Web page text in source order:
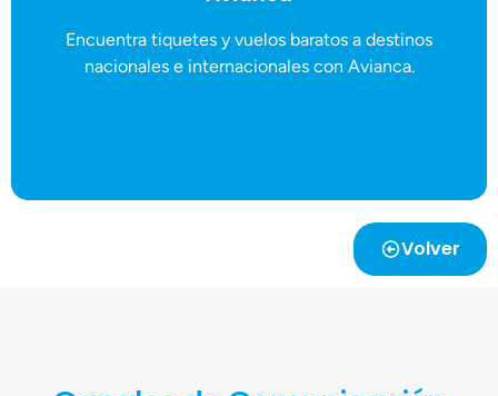
Encuentra tiquetes y vuelos baratos a destinos
nacionales e internacionales con Avianca.
Avianca
Descuentos para realizar compras / Alexis Pérez Salas /
Volver